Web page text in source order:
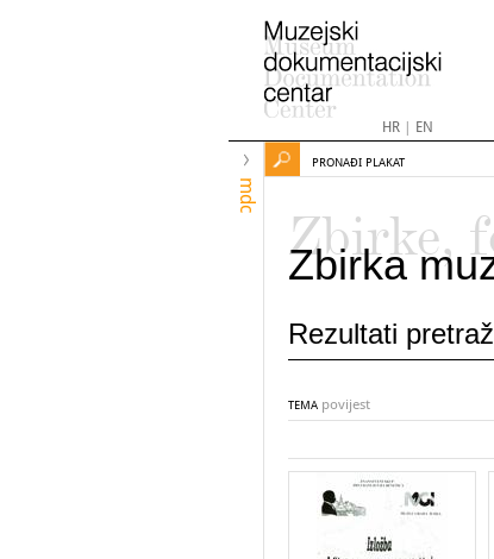
HR| EN
mdc
PRONAĐI PLAKAT
Zbirke,
Zbirka
Rezultati
TEMA povijest